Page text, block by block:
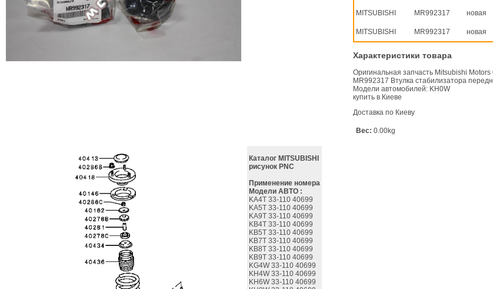
MITSUBISHI MR992317 новая
MITSUBISHI MR992317 новая
Характеристики товара
Оригинальная запчасть Mitsubishi
MR992317 Втулка стабилизатора
Модели автомобилей: KH0W
купить в Киеве
Доставка по Киеву
Вес: 0.00kg
Каталог MITSUBISHI
рисунок PNC
Применение номера
Модели АВТО :
KA4T 33-110 40699
KA5T 33-110 40699
KA9T 33-110 40699
KB4T 33-110 40699
KB5T 33-110 40699
KB7T 33-110 40699
KB8T 33-110 40699
KB9T 33-110 40699
KG4W 33-110 40699
KH4W 33-110 40699
KH6W 33-110 40699